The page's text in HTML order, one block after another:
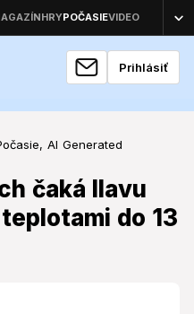
Prihlásiť
AI Generated
čaká Ilavu
do 13
čaká Ilavu
do 13